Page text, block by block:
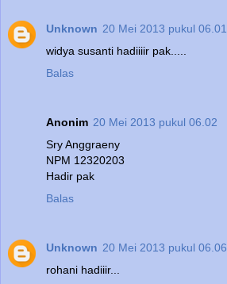
Unknown 20 Mei 2013 pukul 06.01
widya susanti hadiiiir pak.....
Balas
Anonim 20 Mei 2013 pukul 06.02
Sry Anggraeny
NPM 12320203
Hadir pak
Balas
Unknown 20 Mei 2013 pukul 06.06
rohani hadiiir...